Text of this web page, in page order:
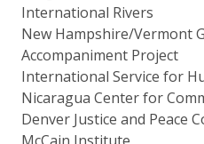
International Rivers
New Hampshire/Vermont
Accompaniment Project
International Service for
Nicaragua Center for
Denver Justice and Peace